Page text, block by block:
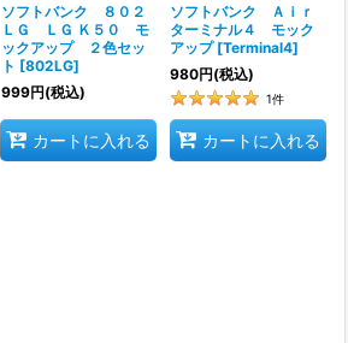
ソフトバンク ８０２
ＬＧ ＬＧ Ｋ５０ モ
ックアップ ２色セッ
ト [802LG]
999円(税込)
カートに入れる
ソフトバンク Ａｉｒ
ターミナル４ モック
アップ [Terminal4]
980円(税込)
1件
カートに入れる